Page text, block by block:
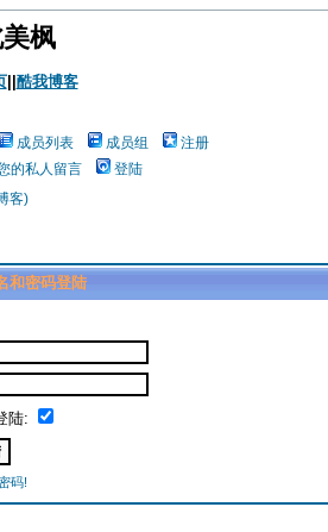
枫
|| 酷我博客
成员列表 成员组
注册
的私人留言
登陆
客)
和密码登陆
陆:
码!